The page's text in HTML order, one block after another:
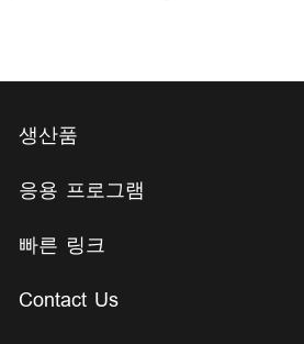
생산품
응용 프로그램
빠른 링크
Contact Us